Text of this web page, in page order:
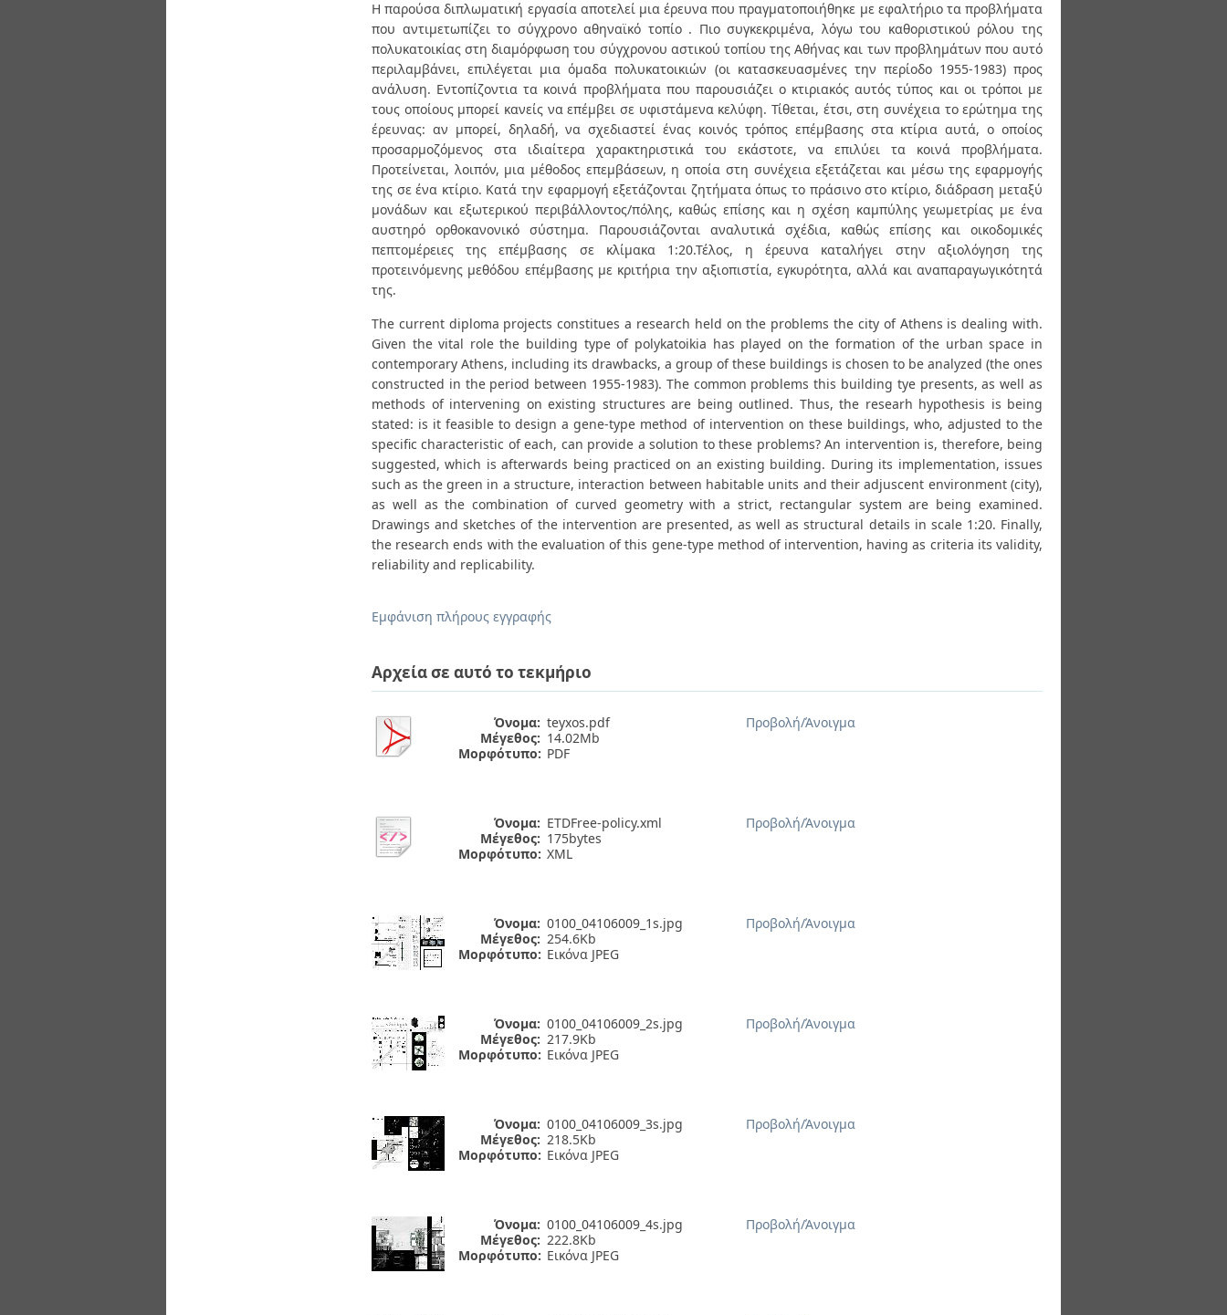
Η παρούσα διπλωματική εργασία αποτελεί μια έρευνα που πραγματοποιήθηκε με εφαλτήριο τα προβλήματα
που αντιμετωπίζει το σύγχρονο αθηναϊκό τοπίο . Πιο συγκεκριμένα, λόγω του καθοριστικού ρόλου της
πολυκατοικίας στη διαμόρφωση του σύγχρονου αστικού τοπίου της Αθήνας και των προβλημάτων που αυτό
περιλαμβάνει, επιλέγεται μια όμαδα πολυκατοικιών (οι κατασκευασμένες την περίοδο 1955-1983) προς
ανάλυση. Εντοπίζοντια τα κοινά προβλήματα που παρουσιάζει ο κτιριακός αυτός τύπος και οι τρόποι με
τους οποίους μπορεί κανείς να επέμβει σε υφιστάμενα κελύφη. Τίθεται, έτσι, στη συνέχεια το ερώτημα της
έρευνας: αν μπορεί, δηλαδή, να σχεδιαστεί ένας κοινός τρόπος επέμβασης στα κτίρια αυτά, ο οποίος
προσαρμοζόμενος στα ιδιαίτερα χαρακτηριστικά του εκάστοτε, να επιλύει τα κοινά προβλήματα.
Προτείνεται, λοιπόν, μια μέθοδος επεμβάσεων, η οποία στη συνέχεια εξετάζεται και μέσω της εφαρμογής
της σε ένα κτίριο. Κατά την εφαρμογή εξετάζονται ζητήματα όπως το πράσινο στο κτίριο, διάδραση μεταξύ
μονάδων και εξωτερικού περιβάλλοντος/πόλης, καθώς επίσης και η σχέση καμπύλης γεωμετρίας με ένα
αυστηρό ορθοκανονικό σύστημα. Παρουσιάζονται αναλυτικά σχέδια, καθώς επίσης και οικοδομικές
πεπτομέρειες της επέμβασης σε κλίμακα 1:20.Τέλος, η έρευνα καταλήγει στην αξιολόγηση της
προτεινόμενης μεθόδου επέμβασης με κριτήρια την αξιοπιστία, εγκυρότητα, αλλά και αναπαραγωγικότητά
της.
The current diploma projects constitues a research held on the problems the city of Athens is dealing with.
Given the vital role the building type of polykatoikia has played on the formation of the urban space in
contemporary Athens, including its drawbacks, a group of these buildings is chosen to be analyzed (the ones
constructed in the period between 1955-1983). The common problems this building tye presents, as well as
methods of intervening on existing structures are being outlined. Thus, the researh hypothesis is being
stated: is it feasible to design a gene-type method of intervention on these buildings, who, adjusted to the
specific characteristic of each, can provide a solution to these problems? An intervention is, therefore, being
suggested, which is afterwards being practiced on an existing building. During its implementation, issues
such as the green in a structure, interaction between habitable units and their adjuscent environment (city),
as well as the combination of curved geometry with a strict, rectangular system are being examined.
Drawings and sketches of the intervention are presented, as well as structural details in scale 1:20. Finally,
the research ends with the evaluation of this gene-type method of intervention, having as criteria its validity,
reliability and replicability.
Εμφάνιση πλήρους εγγραφής
Αρχεία σε αυτό το τεκμήριο
Όνομα: teyxos.pdf
Μέγεθος: 14.02Mb
Μορφότυπο: PDF
Προβολή/Άνοιγμα
Όνομα: ETDFree-policy.xml
Μέγεθος: 175bytes
Μορφότυπο: XML
Προβολή/Άνοιγμα
Όνομα: 0100_04106009_1s.jpg
Μέγεθος: 254.6Kb
Μορφότυπο: Εικόνα JPEG
Προβολή/Άνοιγμα
Όνομα: 0100_04106009_2s.jpg
Μέγεθος: 217.9Kb
Μορφότυπο: Εικόνα JPEG
Προβολή/Άνοιγμα
Όνομα: 0100_04106009_3s.jpg
Μέγεθος: 218.5Kb
Μορφότυπο: Εικόνα JPEG
Προβολή/Άνοιγμα
Όνομα: 0100_04106009_4s.jpg
Μέγεθος: 222.8Kb
Μορφότυπο: Εικόνα JPEG
Προβολή/Άνοιγμα